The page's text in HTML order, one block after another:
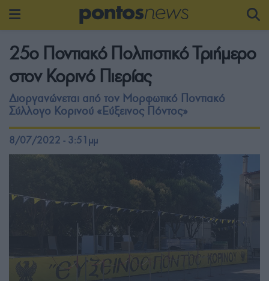
25ο Ποντιακό Πολιτιστικό Τριήμερο
στον Κορινό Πιερίας
Διοργανώνεται από τον Μορφωτικό Ποντιακό
Σύλλογο Κορινού «Εύξεινος Πόντος»
8/07/2022 - 3:51μμ